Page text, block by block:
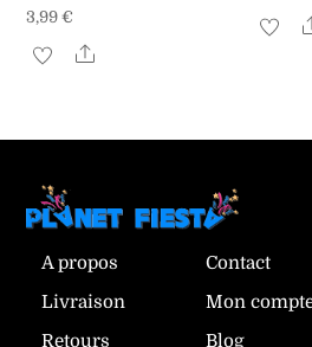
3,99€
Share
A propos
Livraison
Retours
Contact
Mon
Blog